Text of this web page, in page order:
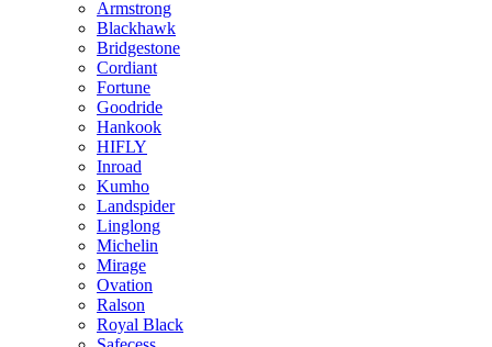
Armstrong
Blackhawk
Bridgestone
Cordiant
Fortune
Goodride
Hankook
HIFLY
Inroad
Kumho
Landspider
Linglong
Michelin
Mirage
Ovation
Ralson
Royal Black